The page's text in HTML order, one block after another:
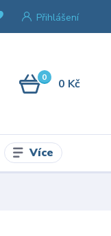
Přihlášení
0 0 Kč
Více